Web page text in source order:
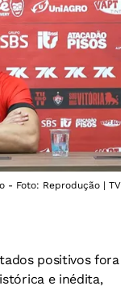
- Foto: Reprodução | TV
positivos fora
e inédita,